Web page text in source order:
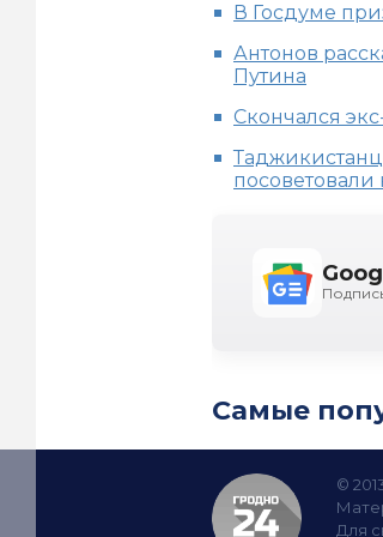
В Госдуме
Антонов
Путина
Скончался
посоветовали
Самые
©
Для